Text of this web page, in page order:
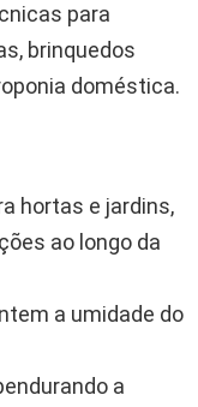
para
brinquedos
doméstica.
hortas e jardins,
ao longo da
a umidade do
a